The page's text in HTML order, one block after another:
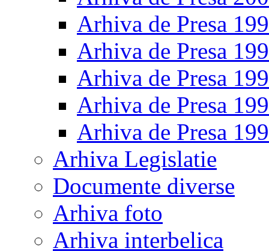
Arhiva de Presa
Arhiva de Presa
Arhiva de Presa
Arhiva de Presa
Arhiva de Presa
Arhiva Legislatie
Documente diverse
Arhiva foto
Arhiva interbelica